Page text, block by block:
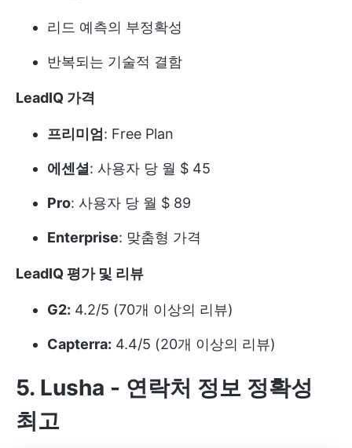
리드 예측의 부정확성
반복되는 기술적 결함
LeadIQ 가격
프리미엄: Free Plan
에센셜: 사용자 당 월 $ 45
Pro: 사용자 당 월 $ 89
Enterprise: 맞춤형 가격
LeadIQ 평가 및 리뷰
G2: 4.2/5 (70개 이상의 리뷰)
Capterra: 4.4/5 (20개 이상의 리뷰)
5. Lusha - 연락처 정보 정확성
최고